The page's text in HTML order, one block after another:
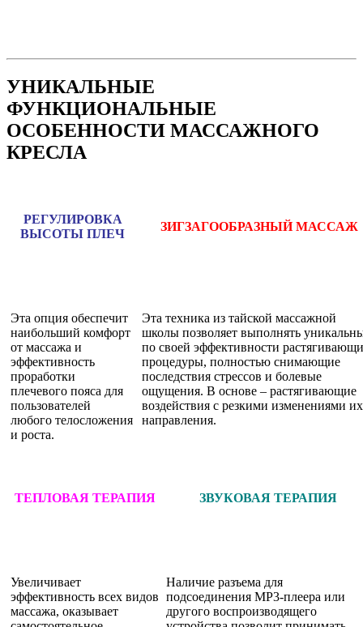
УНИКАЛЬНЫЕ
ФУНКЦИОНАЛЬНЫЕ
ОСОБЕННОСТИ МАССАЖНОГО
КРЕСЛА
РЕГУЛИРОВКА
ВЫСОТЫ ПЛЕЧ
ЗИГЗАГООБРАЗНЫЙ МАССАЖ
Эта опция обеспечит
наибольший комфорт
от массажа и
эффективность
проработки
плечевого пояса для
пользователей
любого телосложения
и роста.
Эта техника из тайской массажной
школы позволяет выполнять
по своей эффективности
процедуры, полностью снимающие
последствия стрессов и болевые
ощущения. В основе – растягивающие
воздействия с резкими изменениями их
направления.
ТЕПЛОВАЯ ТЕРАПИЯ ЗВУКОВАЯ ТЕРАПИЯ
Увеличивает
эффективность всех видов
массажа, оказывает
Наличие разъема для
подсоединения МР3-плеера или
другого воспроизводящего